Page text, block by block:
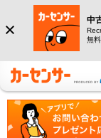
中
無